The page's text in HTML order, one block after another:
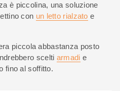
è piccolina, una soluzione
con un letto rialzato e
piccola abbastanza posto
scelti armadi e
fino al soffitto.